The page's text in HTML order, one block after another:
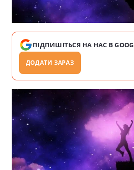
ПІДПИШІТЬСЯ НА НАС В
ДОДАТИ ЗАРАЗ